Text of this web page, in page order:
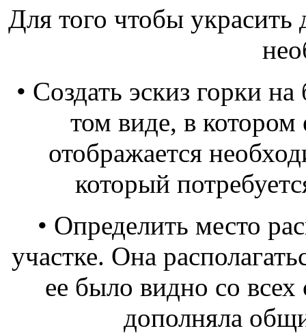
Для того чтобы украсить
• Создать эскиз горки
том виде, в котором
отображается
который
• Определить место
участке. Она
ее было видно со
дополняла